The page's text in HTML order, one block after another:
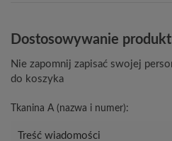
Dostosowywanie
Nie zapomnij zapisać swojej
do koszyka
Tkanina A (nazwa i numer):